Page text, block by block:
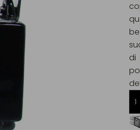
da 60€
di